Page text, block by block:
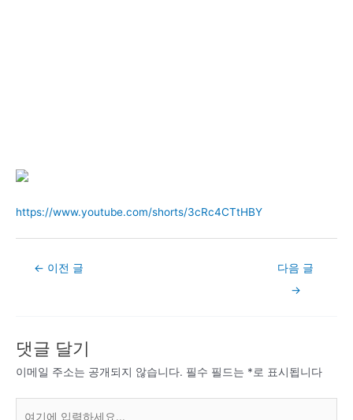
https://www.youtube.com/shorts/3cRc4CTtHBY
Post← 이전 글
다음 글
→
댓글 달기
이메일 주소는 공개되지 않습니다. 필수 필드는 *로 표시됩니다